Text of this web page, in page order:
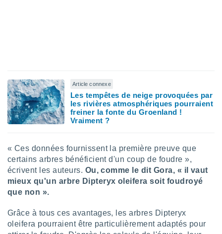
de
et
le
de
et
par
Article connexe
Les tempêtes de neige provoquées par
les rivières atmosphériques pourraient
freiner la fonte du Groenland !
Vraiment ?
« Ces données fournissent la première preuve que
certains arbres bénéficient d'un coup de foudre »,
écrivent les auteurs. Ou, comme le dit Gora, « il vaut
mieux qu'un arbre Dipteryx oleifera soit foudroyé
que non ».
Grâce à tous ces avantages, les arbres Dipteryx
oleifera pourraient être particulièrement adaptés pour